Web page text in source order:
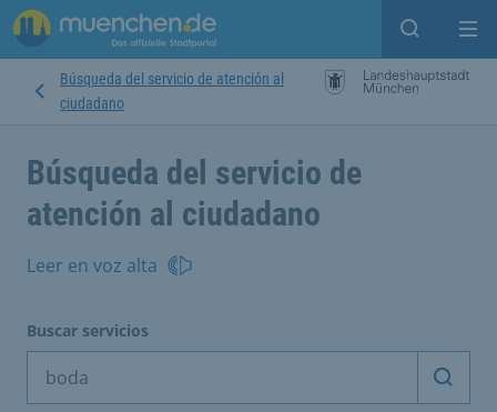
Open
Búsqueda del servicio de atención al
ciudadano
Búsqueda del servicio de
atención al ciudadano
Leer en voz alta
Buscar servicios